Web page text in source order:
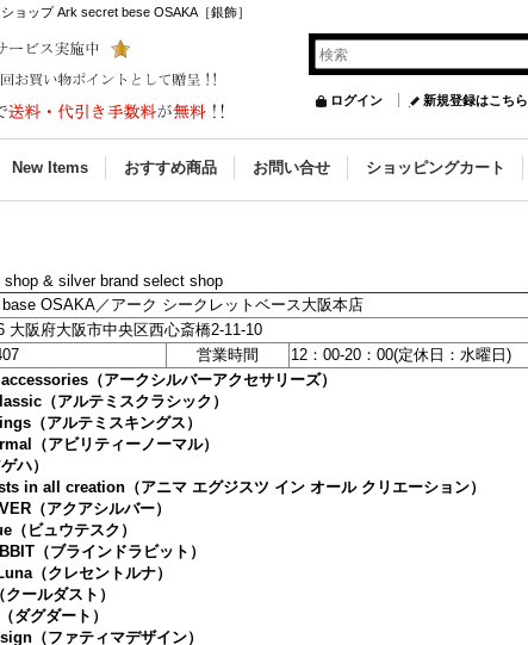
ョップ Ark secret bese OSAKA［銀飾］
ログイン 新規登録はこちら
New Items おすすめ商品 お問い合せ ショッピングカート
& silver brand select shop
OSAKA／アーク シークレットベース大阪本店
大阪府大阪市中央区西心斎橋2-11-10
営業時間 12：00-20：00(定休日：水曜日)
（アークシルバーアクセサリーズ）
（アルテミスクラシック）
（アルテミスキングス）
（アビリティーノーマル）
ハ）
in all creation（アニマ エグジスツ イン オール クリエーション）
（アクアシルバー）
（ビュウテスク）
（ブラインドラビット）
（クレセントルナ）
ールダスト）
ダグダート）
（ファティマデザイン）